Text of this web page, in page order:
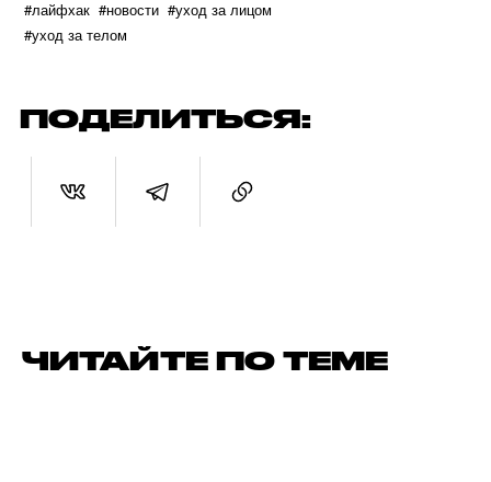
#лайфхак #новости #уход за лицом
#уход за телом
ПОДЕЛИТЬСЯ:
ЧИТАЙТЕ ПО ТЕМЕ